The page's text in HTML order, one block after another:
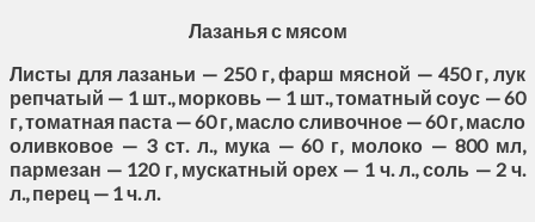
Лазанья с мясом
Листы для лазаньи — 250 г, фарш мясной — 450 г, лук
репчатый — 1 шт., морковь — 1 шт., томатный соус — 60
г, томатная паста — 60 г, масло сливочное — 60 г, масло
оливковое — 3 ст. л., мука — 60 г, молоко — 800 мл,
пармезан — 120 г, мускатный орех — 1 ч. л., соль — 2 ч.
л., перец — 1 ч. л.